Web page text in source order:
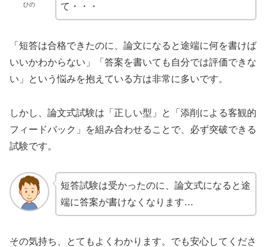
ひの
て・・・
「短答は合格できたのに、論文になると途端に何を書けば
いいかわからない」「答案を書いても自分では評価できな
い」という悩みを抱えている方は非常に多いです。
しかし、論文式試験は「正しい型」と「添削による客観的
フィードバック」を組み合わせることで、必ず突破できる
試験です。
短答試験は受かったのに、論文式になると途
端に答案が書けなくなります…
その気持ち、とてもよくわかります。でも安心してくださ